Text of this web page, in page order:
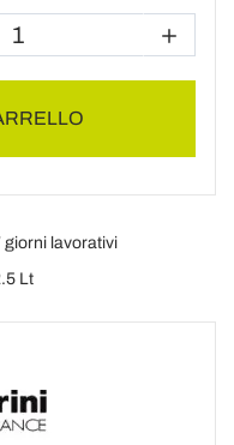
giorni lavorativi
Lt